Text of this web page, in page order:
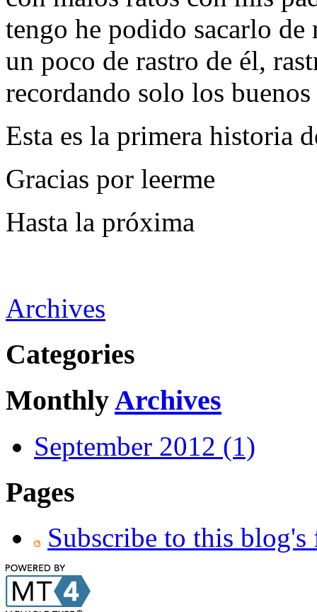
tengo he podido sacarlo
un poco de rastro de él,
recordando solo los
Esta es la primera historia
Gracias por leerme
Hasta la próxima
Archives
Categories
MonthlyArchives
September 2012 (1)
Pages
Subscribe to this blog's